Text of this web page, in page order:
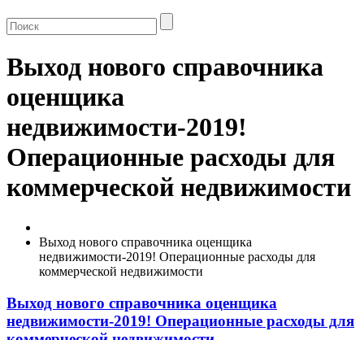
Выход нового справочника
оценщика
недвижимости-2019!
Операционные расходы для
коммерческой недвижимости
Выход нового справочника оценщика
недвижимости-2019! Операционные расходы для
коммерческой недвижимости
Выход нового справочника оценщика
недвижимости-2019! Операционные расходы для